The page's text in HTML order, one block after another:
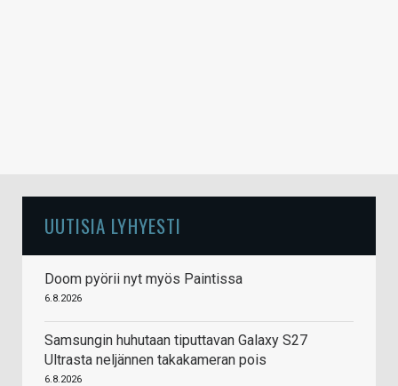
UUTISIA LYHYESTI
Doom pyörii nyt myös Paintissa
6.8.2026
Samsungin huhutaan tiputtavan Galaxy S27
Ultrasta neljännen takakameran pois
6.8.2026